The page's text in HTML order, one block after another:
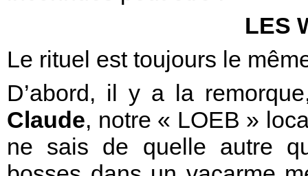
LES
Le rituel est toujours le
D’abord, il y a la
Claude, notre « LOEB »
ne sais de quelle autre